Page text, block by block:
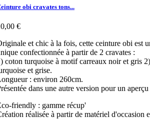
obi cravates tons...
€
et chic à la fois, cette ceinture obi est
confectionnée à partir de 2 cravates :
coton turquoise à motif carreaux noir et gris
et grise.
: environ 260cm.
dans une autre version pour un
friendly : gamme récup'
réalisée à partir de matériel d'occasion